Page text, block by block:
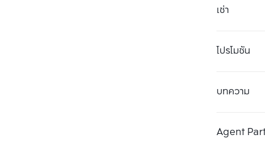
เช่า
โปรโมชัน
บทความ
Agent